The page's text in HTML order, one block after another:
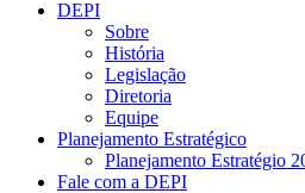
DEPI
Sobre
História
Legislação
Diretoria
Equipe
Planejamento Estratégico
Planejamento Estratégio
Fale com a DEPI